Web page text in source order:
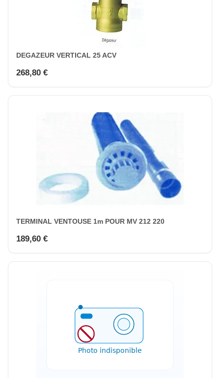
DEGAZEUR VERTICAL 25 ACV
268,80 €
TERMINAL VENTOUSE 1m POUR MV 212 220
189,60 €